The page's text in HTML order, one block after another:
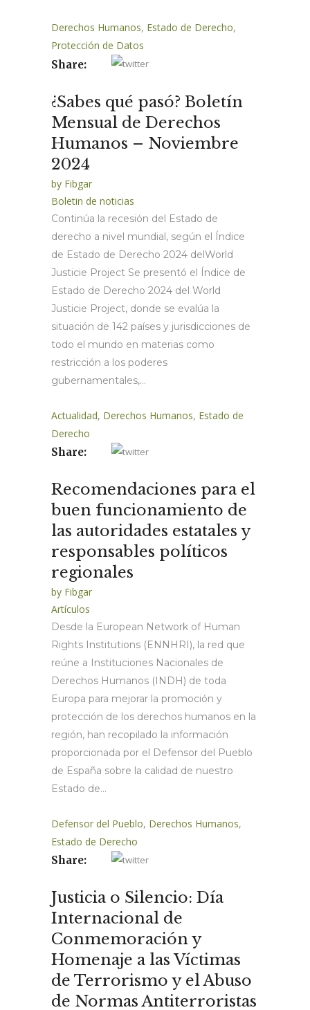
Derechos Humanos, Estado de Derecho,
Protección de Datos
Share:
¿Sabes qué pasó? Boletín
Mensual de Derechos
Humanos – Noviembre
2024
by Fibgar
Boletin de noticias
Continúa la recesión del Estado de
derecho a nivel mundial, según el Índice
de Estado de Derecho 2024 delWorld
Justicie Project Se presentó el Índice de
Estado de Derecho 2024 del World
Justicie Project, donde se evalúa la
situación de 142 países y jurisdicciones de
todo el mundo en materias como
restricción a los poderes
gubernamentales,...
Actualidad, Derechos Humanos, Estado de
Derecho
Share:
Recomendaciones para el
buen funcionamiento de
las autoridades estatales y
responsables políticos
regionales
by Fibgar
Artículos
Desde la European Network of Human
Rights Institutions (ENNHRI), la red que
reúne a Instituciones Nacionales de
Derechos Humanos (INDH) de toda
Europa para mejorar la promoción y
protección de los derechos humanos en la
región, han recopilado la información
proporcionada por el Defensor del Pueblo
de España sobre la calidad de nuestro
Estado de...
Defensor del Pueblo, Derechos Humanos,
Estado de Derecho
Share:
Justicia o Silencio: Día
Internacional de
Conmemoración y
Homenaje a las Víctimas
de Terrorismo y el Abuso
de Normas Antiterroristas